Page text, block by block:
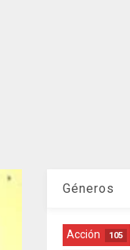
Géneros
Acción 105